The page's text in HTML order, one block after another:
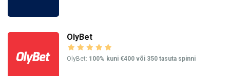
OlyBet
OlyBet: 100% kuni €400 või 350 tasuta spinni